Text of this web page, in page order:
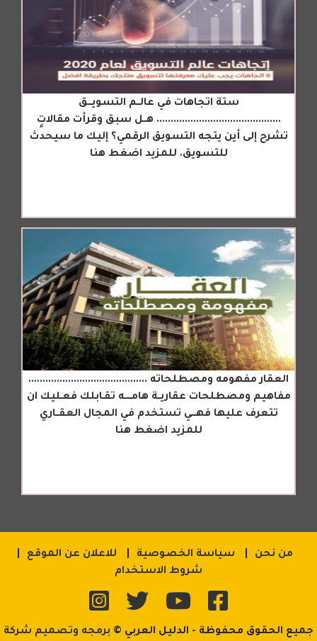
ستة اتجاهات في عالــم التسويـــق
............................................ هــل سبق وقرأت مقالاتٍ
تشرح إلى أين يتجه التسويق الرقمي؟ إليك ما سيحدث
للتسويق. للمزيد اضغط هنا
العقار مفهومه ومصطلحاته ..........................................
مفاهيم ومصطلحات عقاريــة هامـــــه تقـابلك فعـليك ان
تتعرف عليها فهـــي تستخدم في المجال العقــاري
للمزيد اضغط هنا
من نحن سياسة الخصوصية
للاعلان عن الموقع
شروط الاستخدام
جميع الحقوق محفوظة - الدليل العربي © برمجه وتصميم شركة